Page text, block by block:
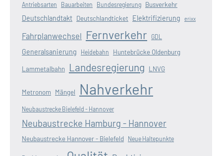
Antriebsarten Bauarbeiten Bundesregierung Busverkehr
Deutschlandtakt Deutschlandticket Elektrifizierung erixx
Fahrplanwechsel Fernverkehr GDL
Generalsanierung Heidebahn Huntebrücke Oldenburg
Lammetalbahn Landesregierung LNVG
Metronom Mängel Nahverkehr
Neubaustrecke Bielefeld - Hannover
Neubaustrecke Hamburg - Hannover
Neubaustrecke Hannover - Bielefeld Neue Haltepunkte